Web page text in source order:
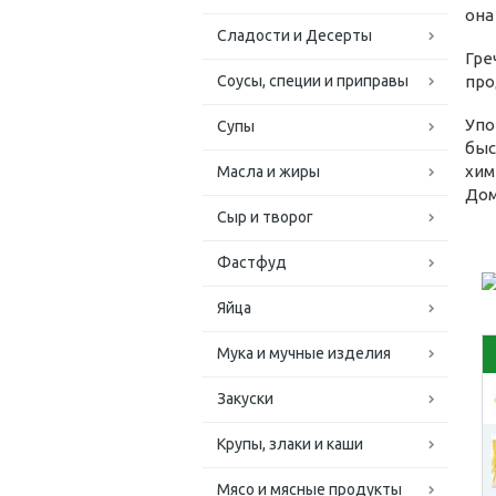
Сладости и Десерты
Соусы, специи и приправы
Супы
Масла и жиры
Сыр и творог
Фастфуд
Яйца
Мука и мучные изделия
Закуски
Крупы, злаки и каши
Мясо и мясные продукты